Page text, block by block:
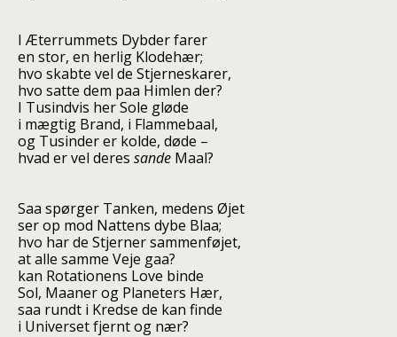
I Æterrummets Dybder farer
en stor, en herlig Klodehær;
hvo skabte vel de Stjerneskarer,
hvo satte dem paa Himlen der?
I Tusindvis her Sole gløde
i mægtig Brand, i Flammebaal,
og Tusinder er kolde, døde –
hvad er vel deres sande Maal?
Saa spørger Tanken, medens Øjet
ser op mod Nattens dybe Blaa;
hvo har de Stjerner sammenføjet,
at alle samme Veje gaa?
kan Rotationens Love binde
Sol, Maaner og Planeters Hær,
saa rundt i Kredse de kan finde
i Universet fjernt og nær?